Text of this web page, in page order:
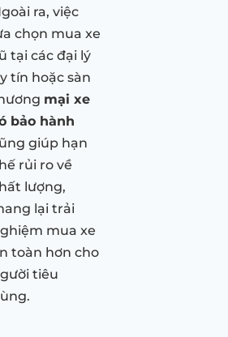
ra, việc
chọn mua xe
tại các đại lý
tín hoặc sàn
mại xe
bảo hành
giúp hạn
rủi ro về
lượng,
lại trải
mua xe
toàn hơn cho
tiêu